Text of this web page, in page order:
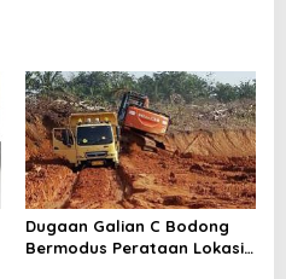
Dugaan Galian C Bodong
Bermodus Perataan Lokasi